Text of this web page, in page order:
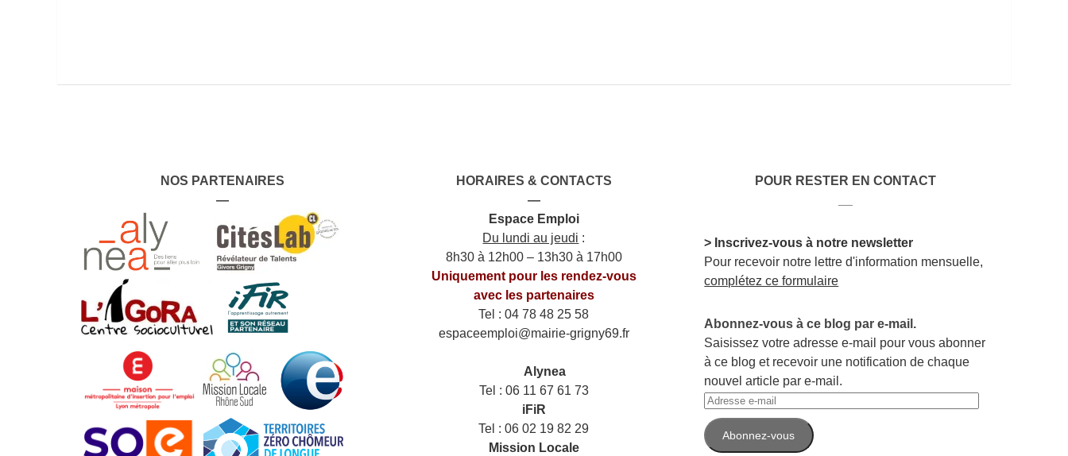
NOS PARTENAIRES
—
HORAIRES & CONTACTS
—
Espace Emploi
Du lundi au jeudi :
8h30 à 12h00 – 13h30 à 17h00
Uniquement pour les rendez-vous
avec les partenaires
Tel : 04 78 48 25 58
espaceemploi@mairie-grigny69.fr
Alynea
Tel : 06 11 67 61 73
iFiR
Tel : 06 02 19 82 29
Mission Locale
POUR RESTER EN CONTACT
> Inscrivez-vous à notre newsletter
Pour recevoir notre lettre d'information mensuelle,
complétez ce formulaire
Abonnez-vous à ce blog par e-mail.
Saisissez votre adresse e-mail pour vous abonner
à ce blog et recevoir une notification de chaque
nouvel article par e-mail.
Adresse
e-
mailAbonnez-vous